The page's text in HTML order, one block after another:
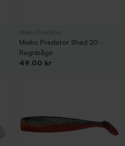
Mieko Predator Shad 20 -
Regnbåge
Pris
49,00 kr